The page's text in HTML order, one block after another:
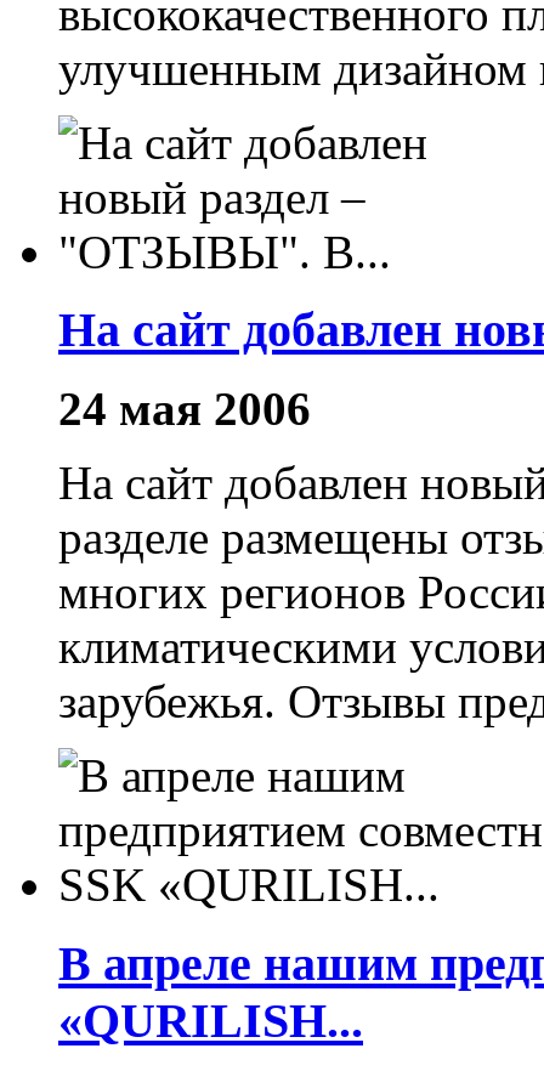
высококачественного
улучшенным дизайном
На сайт добавлен
24 мая 2006
На сайт добавлен
разделе размещены
многих регионов
климатическими
зарубежья. Отзывы
В апреле нашим
«QURILISH...